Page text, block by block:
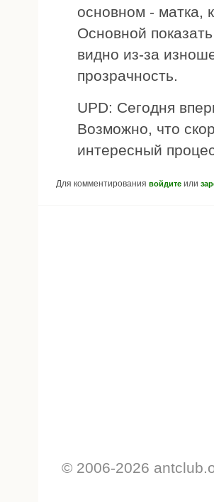
основном - матка,
Основной
видно из-за
прозрачность.
UPD: Сегодня
Возможно, что
интересный
Для комментирования войдите или
© 2006-2026